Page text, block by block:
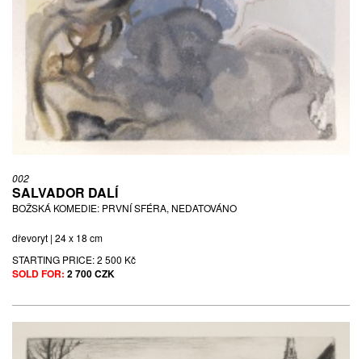
002
SALVADOR DALÍ
BOŽSKÁ KOMEDIE: PRVNÍ SFÉRA, NEDATOVÁNO
dřevoryt | 24 x 18 cm
STARTING PRICE:2 500 Kč
SOLD FOR: 2 700 CZK